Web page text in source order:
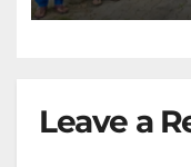
Leave a